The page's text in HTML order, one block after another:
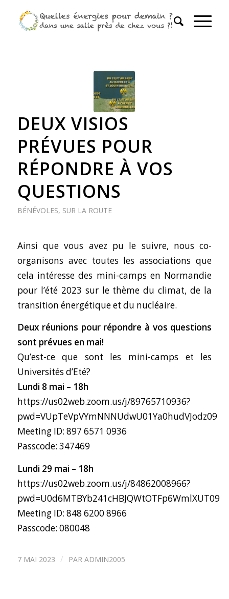
DEUX VISIOS
PRÉVUES POUR
RÉPONDRE À VOS
QUESTIONS
BÉNÉVOLES, SUR LA ROUTE
Ainsi que vous avez pu le suivre, nous co-
organisons avec toutes les associations que
cela intéresse des mini-camps en Normandie
pour l’été 2023 sur le thème du climat, de la
transition énergétique et du nucléaire.
Deux réunions pour répondre à vos questions
sont prévues en mai!
Qu’est-ce que sont les mini-camps et les
Universités d’Eté?
Lundi 8 mai – 18h
https://us02web.zoom.us/j/89765710936?
pwd=VUpTeVpVYmNNNUdwU01Ya0hudVJodz09
Meeting ID: 897 6571 0936
Passcode: 347469
Lundi 29 mai – 18h
https://us02web.zoom.us/j/84862008966?
pwd=U0d6MTBYb241cHBJQWtOTFp6WmlXUT09
Meeting ID: 848 6200 8966
Passcode: 080048
7 MAI 2023 / PAR ADMIN2005